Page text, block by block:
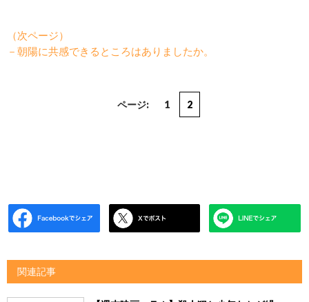
（次ページ）
－朝陽に共感できるところはありましたか。
ページ: 1 2
関連記事